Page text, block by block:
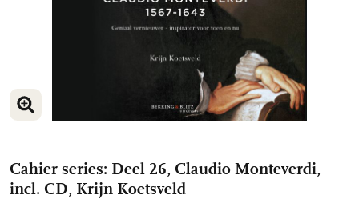
ENLARGE IMAGE
Cahier series: Deel 26, Claudio Monteverdi,
incl. CD, Krijn Koetsveld